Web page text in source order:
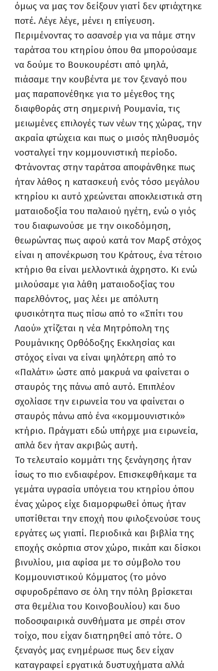
όμως να μας τον δείξουν γιατί δεν φτιάχτηκε
ποτέ. Λέγε λέγε, μένει η επίγευση.
Περιμένοντας το ασανσέρ για να πάμε στην
ταράτσα του κτηρίου όπου θα μπορούσαμε
να δούμε το Βουκουρέστι από ψηλά,
πιάσαμε την κουβέντα με τον ξεναγό που
μας παραπονέθηκε για το μέγεθος της
διαφθοράς στη σημερινή Ρουμανία, τις
μειωμένες επιλογές των νέων της χώρας, την
ακραία φτώχεια και πως ο μισός πληθυσμός
νοσταλγεί την κομμουνιστική περίοδο.
Φτάνοντας στην ταράτσα αποφάνθηκε πως
ήταν λάθος η κατασκευή ενός τόσο μεγάλου
κτηρίου κι αυτό χρεώνεται αποκλειστικά στη
ματαιοδοξία του παλαιού ηγέτη, ενώ ο γιός
του διαφωνούσε με την οικοδόμηση,
θεωρώντας πως αφού κατά τον Μαρξ στόχος
είναι η απονέκρωση του Κράτους, ένα τέτοιο
κτήριο θα είναι μελλοντικά άχρηστο. Κι ενώ
μιλούσαμε για λάθη ματαιοδοξίας του
παρελθόντος, μας λέει με απόλυτη
φυσικότητα πως πίσω από το «Σπίτι του
Λαού» χτίζεται η νέα Μητρόπολη της
Ρουμάνικης Ορθόδοξης Εκκλησίας και
στόχος είναι να είναι ψηλότερη από το
«Παλάτι» ώστε από μακρυά να φαίνεται ο
σταυρός της πάνω από αυτό. Επιπλέον
σχολίασε την ειρωνεία του να φαίνεται ο
σταυρός πάνω από ένα «κομμουνιστικό»
κτήριο. Πράγματι εδώ υπήρχε μια ειρωνεία,
απλά δεν ήταν ακριβώς αυτή.
Το τελευταίο κομμάτι της ξενάγησης ήταν
ίσως το πιο ενδιαφέρον. Επισκεφθήκαμε τα
γεμάτα υγρασία υπόγεια του κτηρίου όπου
ένας χώρος είχε διαμορφωθεί όπως ήταν
υποτίθεται την εποχή που φιλοξενούσε τους
εργάτες ως γιαπί. Περιοδικά και βιβλία της
εποχής σκόρπια στον χώρο, πικάπ και δίσκοι
βινυλίου, μια αφίσα με το σύμβολο του
Κομμουνιστικού Κόμματος (το μόνο
σφυροδρέπανο σε όλη την πόλη βρίσκεται
στα θεμέλια του Κοινοβουλίου) και δυο
ποδοσφαιρικά συνθήματα με σπρέι στον
τοίχο, που είχαν διατηρηθεί από τότε. Ο
ξεναγός μας ενημέρωσε πως δεν είχαν
καταγραφεί εργατικά δυστυχήματα αλλά